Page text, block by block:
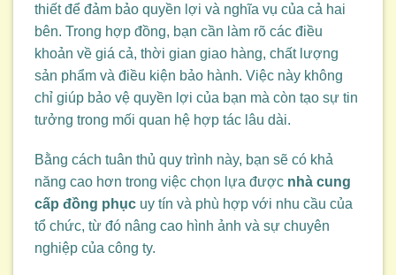
thiết để đảm bảo quyền lợi và nghĩa vụ của cả hai
bên. Trong hợp đồng, bạn cần làm rõ các điều
khoản về giá cả, thời gian giao hàng, chất lượng
sản phẩm và điều kiện bảo hành. Việc này không
chỉ giúp bảo vệ quyền lợi của bạn mà còn tạo sự tin
tưởng trong mối quan hệ hợp tác lâu dài.
Bằng cách tuân thủ quy trình này, bạn sẽ có khả
năng cao hơn trong việc chọn lựa được nhà cung
cấp đồng phục uy tín và phù hợp với nhu cầu của
tổ chức, từ đó nâng cao hình ảnh và sự chuyên
nghiệp của công ty.